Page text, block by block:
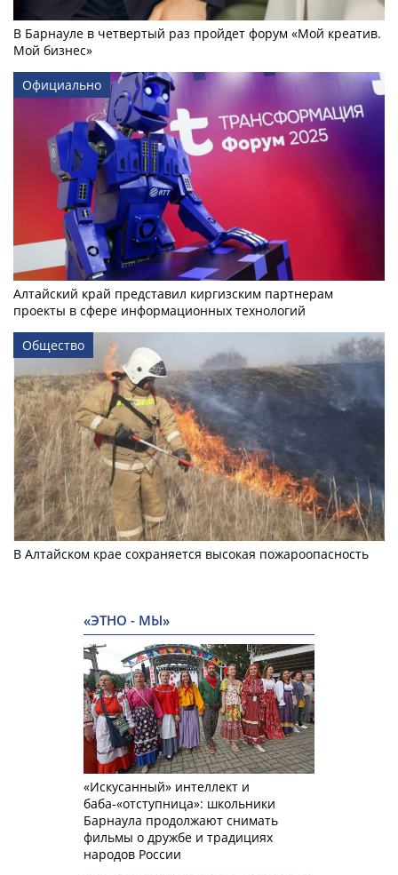
В Барнауле в четвертый раз пройдет форум «Мой креатив.
Мой бизнес»
Официально
Алтайский край представил киргизским партнерам
проекты в сфере информационных технологий
Общество
В Алтайском крае сохраняется высокая пожароопасность
«ЭТНО - МЫ»
«Искусанный» интеллект и
баба-«отступница»: школьники
Барнаула продолжают снимать
фильмы о дружбе и традициях
народов России